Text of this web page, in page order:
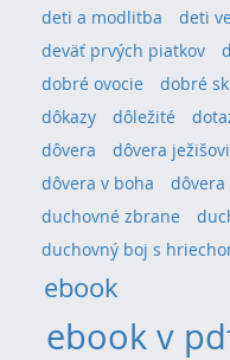
deti a modlitba
deti
deväť prvých piatkov
dobré ovocie
dobré
dôkazy
dôležité
dôvera
dôvera ježišovi
dôvera v boha
dôvera
duchovné zbrane
duchovný boj s
ebook
ebook v